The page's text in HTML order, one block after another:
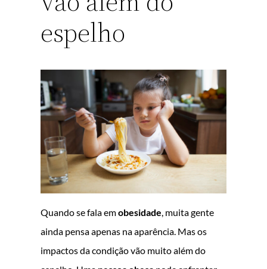
espelho
Quando se fala emobesidade, muita gente
ainda pensa apenas na aparência. Mas os
impactos da condição vão muito além do